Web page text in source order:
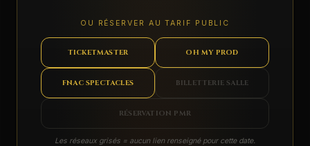
OU RÉSERVER AU TARIF PUBLIC
TICKETMASTER OH MY PROD
FNAC SPECTACLES BILLETTERIE SALLE
RÉSERVATION PMR
Les réseaux grisés = aucun lien renseigné pour cette date.